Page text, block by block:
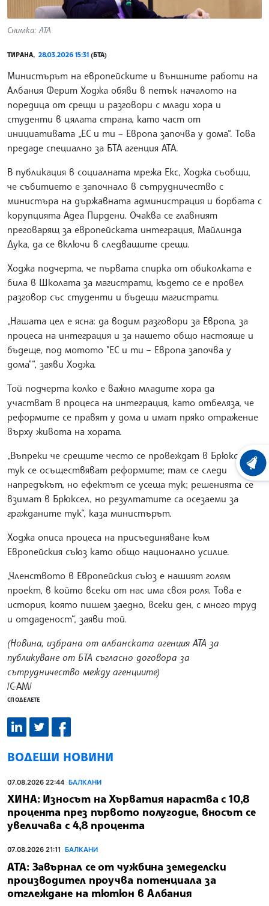
Снимка: АТА
ТИРАНА, 28.03.2026 15:31 (БТА)
Министърът на европейските и външните работи на
Албания Ферит Ходжа обяви в петък началото на
поредица от срещи и разговори с млади хора и
студенти в цялата страна, като част от
инициативата „ЕС и ти – Европа започва у дома“. Това
предаде специално за БТА агенция АТА.
В публикация в социалната мрежа Екс, Ходжа съобщи,
че събитието е започнало в сътрудничество с
министъра на държавната администрация и борбата с
корупцията Адеа Пирдени. Очаква се главният
преговарящ за европейската интеграция, Майлинда
Дука, да се включи в следващите срещи.
Ходжа подчерта, че първата спирка от обиколката е
била в Школата за магистрати, където се е провел
разговор със студенти и бъдещи магистрати.
„Нашата цел е ясна: да водим разговори за Европа, за
процеса на интеграция и за нашето общо настояще и
бъдеще, под мотото "ЕС и ти – Европа започва у
дома"“, заяви Ходжа.
Той подчерта колко е важно младите хора да
участват в процеса на интеграция, като отбеляза, че
реформите се правят у дома и имат пряко отражение
върху живота на хората.
„Въпреки че срещите често се провеждат в Брюксел,
тук се осъществяват реформите; там се следи
напредъкът, но ефектът се усеща тук; решенията се
взимат в Брюксел, но резултатите са осезаеми за
гражданите тук“, каза министърът.
Ходжа описа процеса на присъединяване към
Европейския съюз като общо национално усилие.
„Членството в Европейския съюз е нашият голям
проект, в който всеки от нас има своя роля. Това е
история, която пишем заедно, всеки ден, с много труд
и отдаденост“, заяви той.
(Новина, избрана от албанската агенция АТА за
публикуване от БТА съгласно договора за
сътрудничество между агенциите)
/С-АМ/
СПОДЕЛЕТЕ
ВОДЕЩИ НОВИНИ
07.08.2026 22:44 БАЛКАНИ
ХИНА: Износът на Хърватия нараства с 10,8
процента през първото полугодие, вносът се
увеличава с 4,8 процента
07.08.2026 21:11 БАЛКАНИ
АТА: Завърнал се от чужбина земеделски
производител проучва потенциала за
отглеждане на тютюн в Албания